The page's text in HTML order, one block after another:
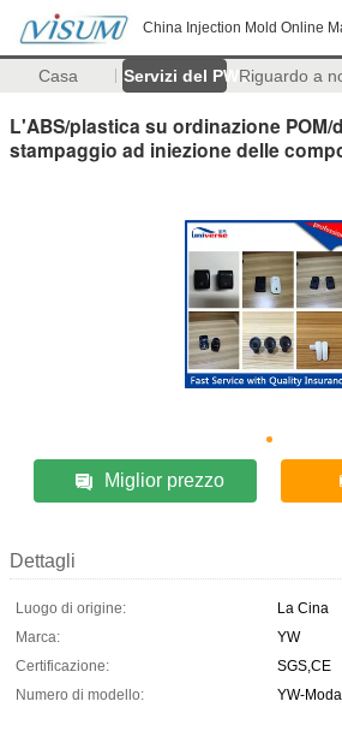
China Injection Mold Online
Casa Servizi del PWBRiguardo a
L'ABS/plastica su ordinazione POM/
stampaggio ad iniezione delle
Miglior prezzo
Dettagli
Luogo di origine:
La Cina
Marca:
YW
Certificazione:
SGS,CE
Numero di modello:
YW-